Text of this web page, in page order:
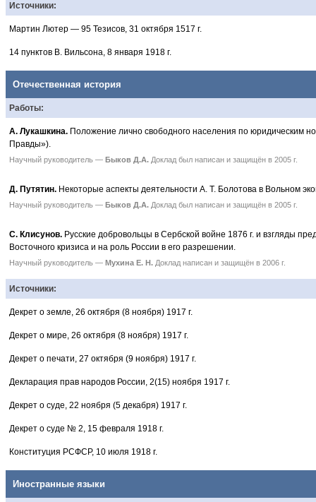
Источники:
Мартин Лютер — 95 Тезисов, 31 октября 1517 г.
14 пунктов В. Вильсона, 8 января 1918 г.
Отечественная история
Работы:
А. Лукашкина. Положение лично свободного населения по юридическим
Правды»).
Научный руководитель — Быков Д.А. Доклад был написан и защищён в 2005 г.
Д. Путятин. Некоторые аспекты деятельности А. Т. Болотова в Вольном
Научный руководитель — Быков Д.А. Доклад был написан и защищён в 2005 г.
С. Клисунов. Русские добровольцы в Сербской войне 1876 г. и взгляды
Восточного кризиса и на роль России в его разрешении.
Научный руководитель — Мухина Е. Н. Доклад написан и защищён в 2006 г.
Источники:
Декрет о земле, 26 октября (8 ноября) 1917 г.
Декрет о мире, 26 октября (8 ноября) 1917 г.
Декрет о печати, 27 октября (9 ноября) 1917 г.
Декларация прав народов России, 2(15) ноября 1917 г.
Декрет о суде, 22 ноября (5 декабря) 1917 г.
Декрет о суде № 2, 15 февраля 1918 г.
Конституция РСФСР, 10 июля 1918 г.
Иностранные языки